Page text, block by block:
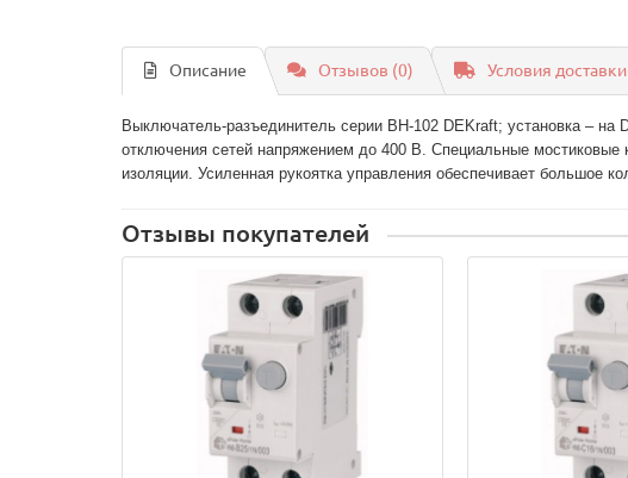
Описание Отзывов (0) Условия доставки
Выключатель-разъединитель серии ВН-102 DEKraft; установка –
отключения сетей напряжением до 400 В. Специальные
изоляции. Усиленная рукоятка управления обеспечивает большое
Отзывы покупателей